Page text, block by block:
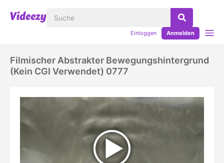
Einloggen Anmelden
Filmischer Abstrakter Bewegungshintergrund
(kein CGI Verwendet) 0777